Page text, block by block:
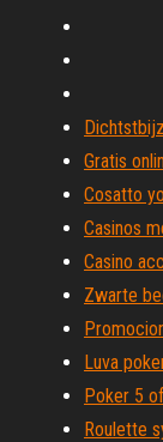
Gratis
Cosatto
Casinos
Casino
Zwarte
Luva
Poker 5
Roulette